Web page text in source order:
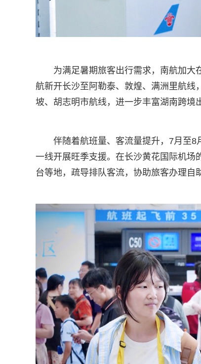
为满足暑期旅客出行需求，南航加大
航新开长沙至阿勒泰、敦煌、满洲里航线
坡、胡志明市航线，进一步丰富湖南跨境
伴随着航班量、客流量提升，7月至8
一线开展旺季支援。在长沙黄花国际机场
台等地，疏导排队客流，协助旅客办理自